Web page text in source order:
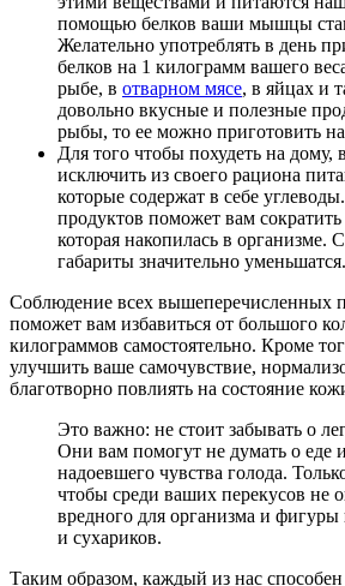
помощью белков ваши мышцы
Желательно употреблять в день
белков на 1 килограмм вашего
рыбе, в отварном мясе, в яйцах и
довольно вкусные и полезные
рыбы, то ее можно приготовить
Для того чтобы похудеть на дому,
исключить из своего рациона
которые содержат в себе
продуктов поможет вам
которая накопилась в организме.
габариты значительно уменьшатся.
Соблюдение всех вышеперечисленных
поможет вам избавиться от большого
килограммов самостоятельно. Кроме
улучшить ваше самочувствие,
благотворно повлиять на состояние
Это важно: не стоит забывать о
Они вам помогут не думать о еде
надоевшего чувства голода.
чтобы среди ваших перекусов не
вредного для организма и фигуры
и сухариков.
Таким образом, каждый из нас